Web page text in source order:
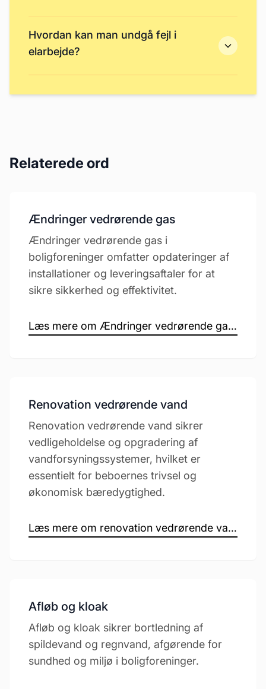
Hvordan kan man undgå fejl i
elarbejde?
Relaterede ord
Ændringer vedrørende gas
Ændringer vedrørende gas i
boligforeninger omfatter opdateringer af
installationer og leveringsaftaler for at
sikre sikkerhed og effektivitet.
Læs mere om Ændringer vedrørende gas →
Renovation vedrørende vand
Renovation vedrørende vand sikrer
vedligeholdelse og opgradering af
vandforsyningssystemer, hvilket er
essentielt for beboernes trivsel og
økonomisk bæredygtighed.
Læs mere om renovation vedrørende vand →
Afløb og kloak
Afløb og kloak sikrer bortledning af
spildevand og regnvand, afgørende for
sundhed og miljø i boligforeninger.